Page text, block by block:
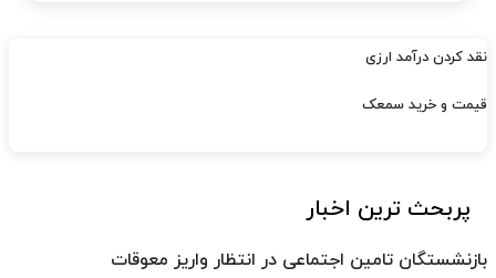
نقد کردن درآمد ارزی
قیمت و خرید سمعک
پربحث ترین اخبار
بازنشستگان تامین اجتماعی در انتظار واریز معوقات